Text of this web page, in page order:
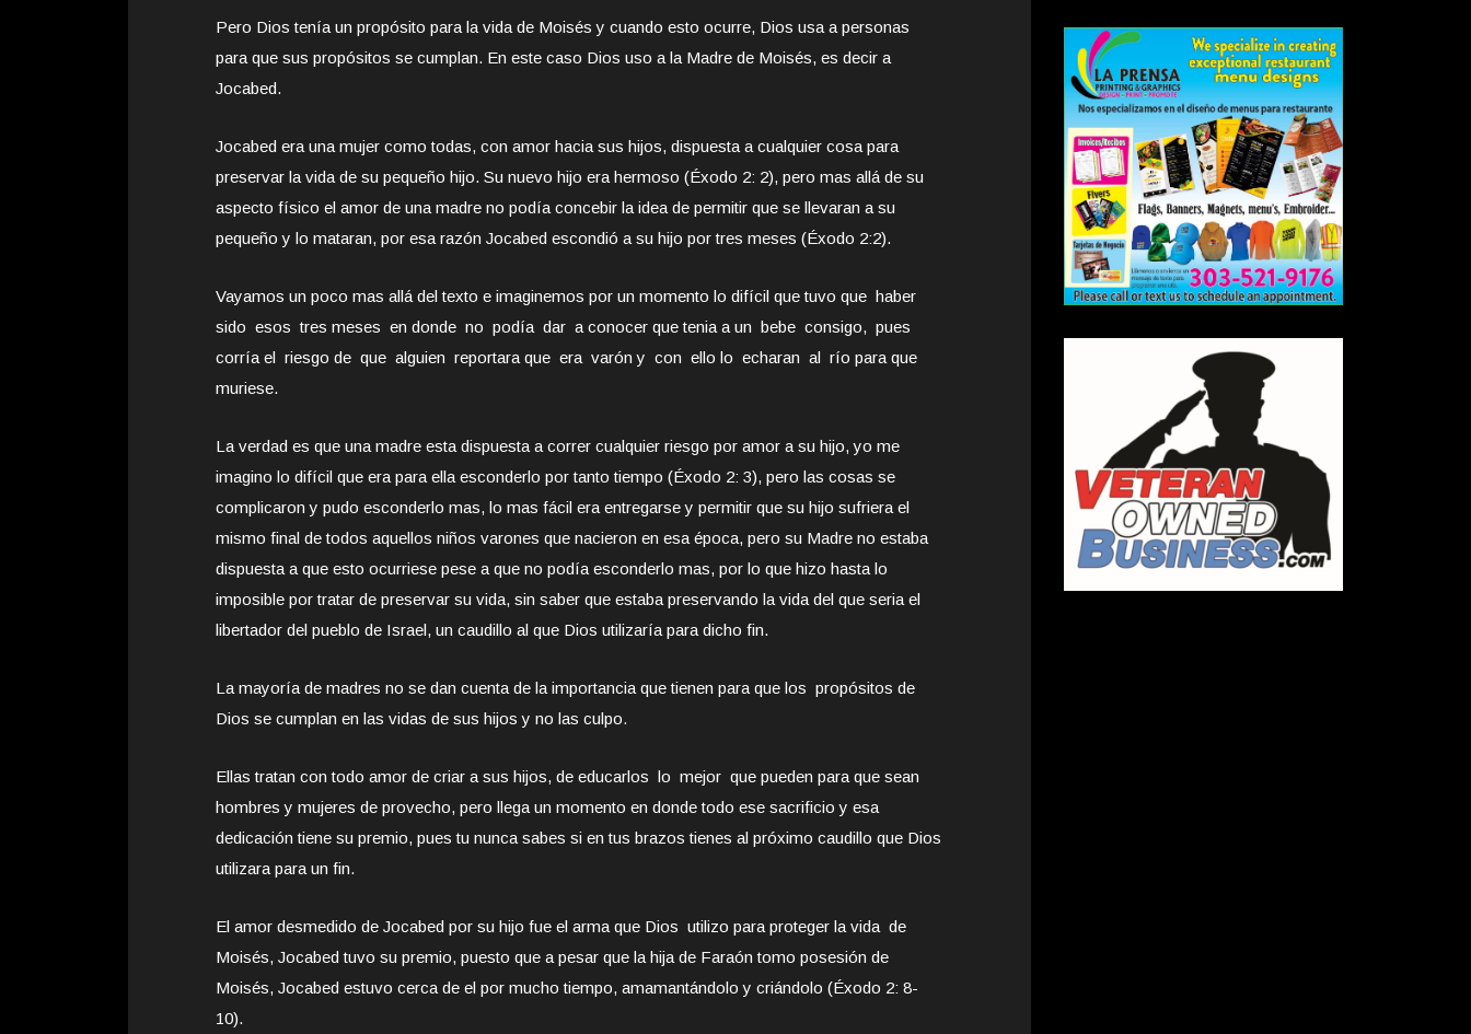
Pero Dios tenía un propósito para la vida de Moisés y cuando esto ocurre, Dios usa a personas
para que sus propósitos se cumplan. En este caso Dios uso a la Madre de Moisés, es decir a
Jocabed.
Jocabed era una mujer como todas, con amor hacia sus hijos, dispuesta a cualquier cosa para
preservar la vida de su pequeño hijo. Su nuevo hijo era hermoso (Éxodo 2: 2), pero mas allá de su
aspecto físico el amor de una madre no podía concebir la idea de permitir que se llevaran a su
pequeño y lo mataran, por esa razón Jocabed escondió a su hijo por tres meses (Éxodo 2:2).
Vayamos un poco mas allá del texto e imaginemos por un momento lo difícil que tuvo que haber
sido esos tres meses en donde no podía dar a conocer que tenia a un bebe consigo, pues
corría el riesgo de que alguien reportara que era varón y con ello lo echaran al río para que
muriese.
La verdad es que una madre esta dispuesta a correr cualquier riesgo por amor a su hijo, yo me
imagino lo difícil que era para ella esconderlo por tanto tiempo (Éxodo 2: 3), pero las cosas se
complicaron y pudo esconderlo mas, lo mas fácil era entregarse y permitir que su hijo sufriera el
mismo final de todos aquellos niños varones que nacieron en esa época, pero su Madre no estaba
dispuesta a que esto ocurriese pese a que no podía esconderlo mas, por lo que hizo hasta lo
imposible por tratar de preservar su vida, sin saber que estaba preservando la vida del que seria el
libertador del pueblo de Israel, un caudillo al que Dios utilizaría para dicho fin.
La mayoría de madres no se dan cuenta de la importancia que tienen para que los propósitos de
Dios se cumplan en las vidas de sus hijos y no las culpo.
Ellas tratan con todo amor de criar a sus hijos, de educarlos lo mejor que pueden para que sean
hombres y mujeres de provecho, pero llega un momento en donde todo ese sacrificio y esa
dedicación tiene su premio, pues tu nunca sabes si en tus brazos tienes al próximo caudillo que Dios
utilizara para un fin.
El amor desmedido de Jocabed por su hijo fue el arma que Dios utilizo para proteger la vida de
Moisés, Jocabed tuvo su premio, puesto que a pesar que la hija de Faraón tomo posesión de
Moisés, Jocabed estuvo cerca de el por mucho tiempo, amamantándolo y criándolo (Éxodo 2: 8-
10).